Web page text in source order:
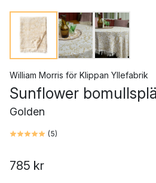
William Morris för Klippan Yllefabrik
Sunflower
Golden
(5)
785 kr